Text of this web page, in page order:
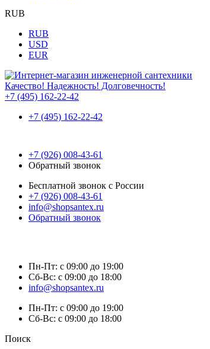
RUB
RUB
USD
EUR
Качество! Надежность! Долговечность!
+7 (495) 162-22-42
+7 (495) 162-22-42
+7 (926) 008-43-61
Обратный звонок
Бесплатной звонок с России
+7 (926) 008-43-61
info@shopsantex.ru
Обратный звонок
Пн-Пт: с 09:00 до 19:00
Сб-Вс: с 09:00 до 18:00
info@shopsantex.ru
Пн-Пт: с 09:00 до 19:00
Сб-Вс: с 09:00 до 18:00
Поиск